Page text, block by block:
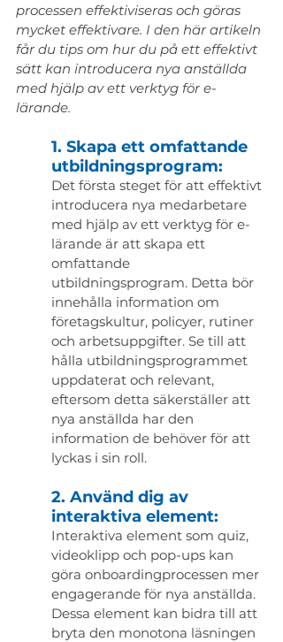
processen effektiviseras och göras
mycket effektivare. I den här artikeln
får du tips om hur du på ett effektivt
sätt kan introducera nya anställda
med hjälp av ett verktyg för e-
lärande.
1. Skapa ett omfattande
utbildningsprogram:
Det första steget för att effektivt
introducera nya medarbetare
med hjälp av ett verktyg för e-
lärande är att skapa ett
omfattande
utbildningsprogram. Detta bör
innehålla information om
företagskultur, policyer, rutiner
och arbetsuppgifter. Se till att
hålla utbildningsprogrammet
uppdaterat och relevant,
eftersom detta säkerställer att
nya anställda har den
information de behöver för att
lyckas i sin roll.
2. Använd dig av
interaktiva element:
Interaktiva element som quiz,
videoklipp och pop-ups kan
göra onboardingprocessen mer
engagerande för nya anställda.
Dessa element kan bidra till att
bryta den monotona läsningen